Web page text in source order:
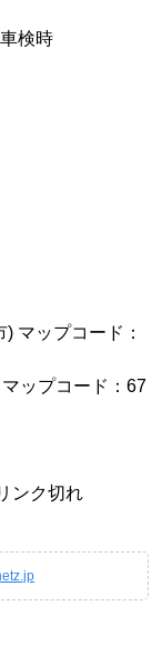
検時
マップコード：
ップコード：67
ンク切れ